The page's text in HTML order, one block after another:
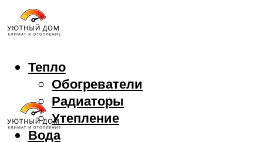
Тепло
Обогреватели
Радиаторы
Утепление
Вода